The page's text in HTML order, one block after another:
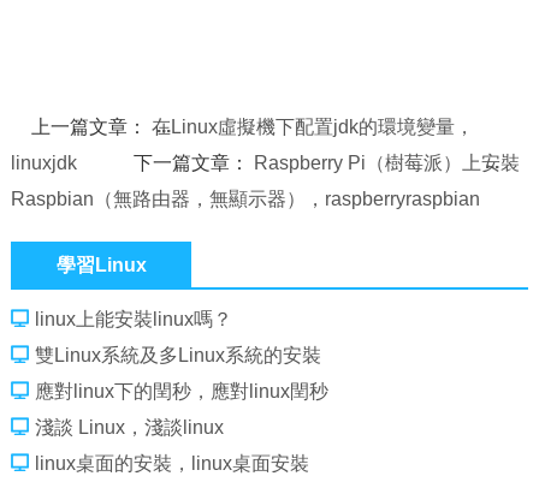
上一篇文章：在Linux虛擬機下配置jdk的環境變量，
linuxjdk
下一篇文章：
Raspberry Pi（樹莓派）上安裝
Raspbian（無路由器，無顯示器），raspberryraspbian
學習Linux
linux上能安裝linux嗎？
雙Linux系統及多Linux系統的安裝
應對linux下的閏秒，應對linux閏秒
淺談 Linux，淺談linux
linux桌面的安裝，linux桌面安裝